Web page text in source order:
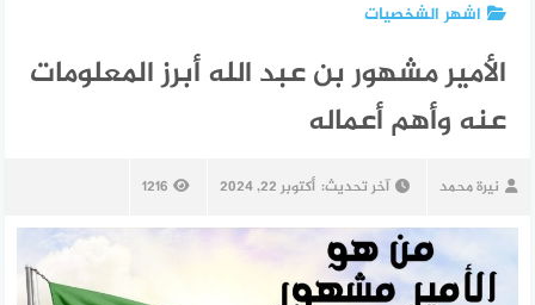
اشهر الشخصيات
الأمير مشهور بن عبد الله أبرز المعلومات
عنه وأهم أعماله
نيرة محمد آخر تحديث: أكتوبر 22, 2024 1216